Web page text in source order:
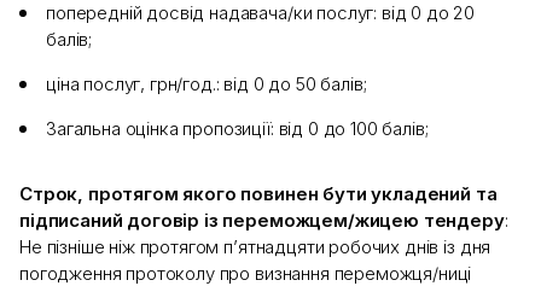
попередній досвід надавача/ки послуг: від 0 до 20
балів;
ціна послуг, грн/год.: від 0 до 50 балів;
Загальна оцінка пропозиції: від 0 до 100 балів;
Строк, протягом якого повинен бути укладений та
підписаний договір із переможцем/жицею тендеру:
Не пізніше ніж протягом п’ятнадцяти робочих днів із дня
погодження протоколу про визнання переможця/ниці